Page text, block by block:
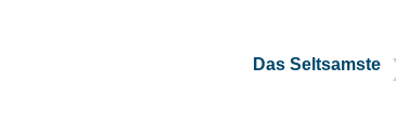
Das Seltsamste